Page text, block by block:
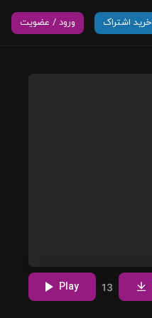
خرید اشتراک ورود / عضویت
Play 13